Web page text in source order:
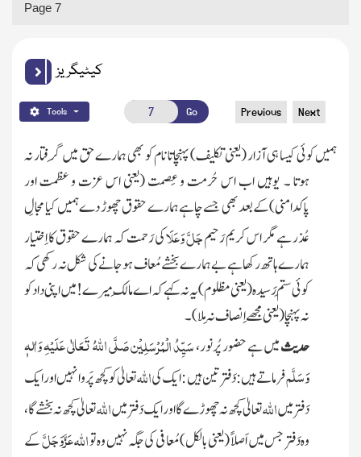
Page 7
کیٹیگریز
Tools Go Previous Next
ہمیں کوئی کیسا ہی آزار(یعنی تکلیف)پہنچاتا نام کو بھی ہمارے حق میں گِرفتار نہ
ہوتا ۔ یوہیں اب اس حُرمت و عِصمت(یعنی اس عزت و عظمت اور
پاکدامنی)کے بعد بھی جسے چاہے ہمارے حقوق چھوڑ دے ہمیں کیا مجالِ
عُذر ہے مگر اس کریم رَحیمجَلَّ وَعَلَاکی رَحمت کہ ہمارے حقوق کا اِختیار
ہمارے ہاتھ رکھاہے بے ہمارے بخشے مُعاف ہو جانے کی شکل نہ رکھی کہ
کوئی سِتم رَسیدہ(یعنی مظلوم)یہ نہ کہے کہ اے مالِک میرے ! میں اپنی داد کو
نہ پہنچا(یعنی مجھے اِنصاف نہ مِلا )۔
حدیثمیں ہے حضور پُرنور،سَیِّدُ الْمُرْسَلِیْنصَلَّی اللّٰہُ تَعَالٰی عَلَیْہِ وَاٰلہٖ
وَسَلَّمفرماتے ہیں : دَفتر تین ہیں : ایک کیاللہتعالیٰ کو کچھ پَروا نہیں اور ایک
دَفتر میںاللہتعالیٰ کچھ نہ چھوڑے گا اور ایک دَفتر میںاللہتعالیٰ کچھ نہ بخشے گا ،
وہ دَفتر جس میں اَصلاً(یعنی بالکل)مُعافی کی جگہ نہیں وہ تواللہعَزَّوَجَلَّکے